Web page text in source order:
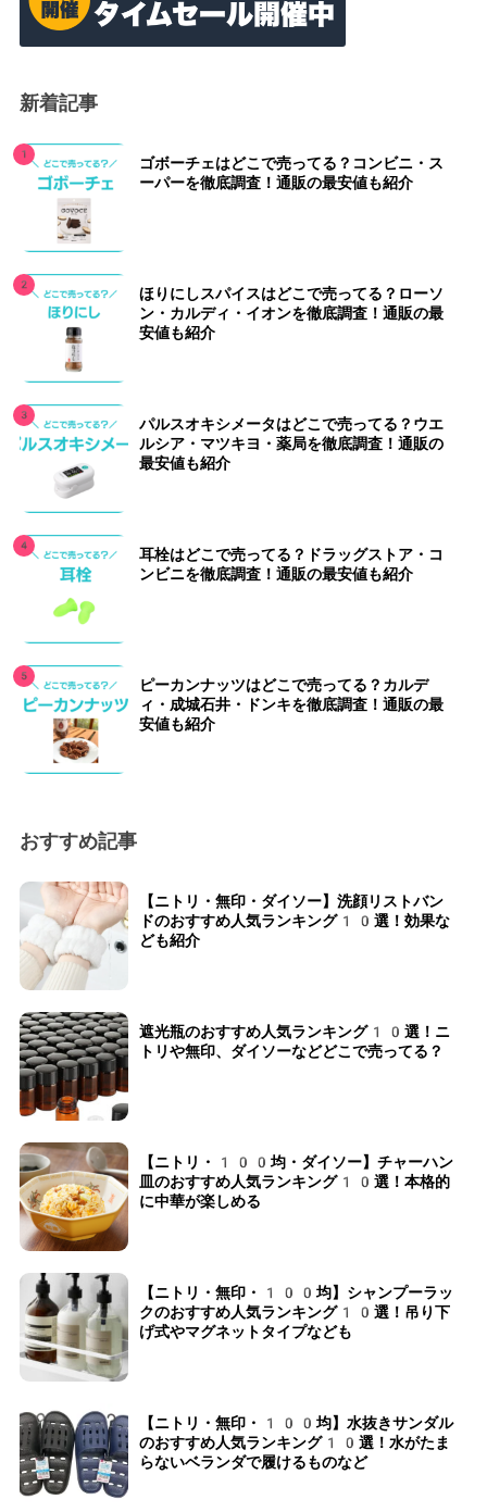
新着記事
ゴボーチェはどこで売ってる？コンビニ・ス
ーパーを徹底調査！通販の最安値も紹介
ほりにしスパイスはどこで売ってる？ローソ
ン・カルディ・イオンを徹底調査！通販の最
安値も紹介
パルスオキシメータはどこで売ってる？ウエ
ルシア・マツキヨ・薬局を徹底調査！通販の
最安値も紹介
耳栓はどこで売ってる？ドラッグストア・コ
ンビニを徹底調査！通販の最安値も紹介
ピーカンナッツはどこで売ってる？カルデ
ィ・成城石井・ドンキを徹底調査！通販の最
安値も紹介
おすすめ記事
【ニトリ・無印・ダイソー】洗顔リストバン
ドのおすすめ人気ランキング10選！効果な
ども紹介
遮光瓶のおすすめ人気ランキング10選！ニ
トリや無印、ダイソーなどどこで売ってる？
【ニトリ・100均・ダイソー】チャーハン
皿のおすすめ人気ランキング10選！本格的
に中華が楽しめる
【ニトリ・無印・100均】シャンプーラッ
クのおすすめ人気ランキング10選！吊り下
げ式やマグネットタイプなども
【ニトリ・無印・100均】水抜きサンダル
のおすすめ人気ランキング10選！水がたま
らないベランダで履けるものなど